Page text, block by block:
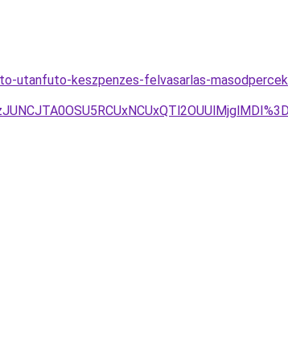
utanfuto-keszpenzes-felvasarlas-